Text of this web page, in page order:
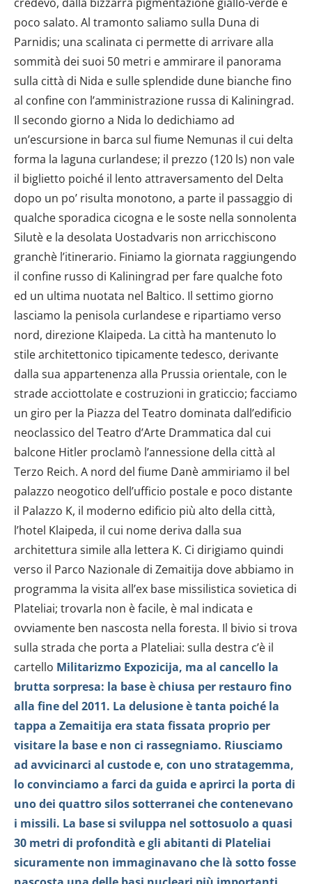
poco salato. Al tramonto saliamo sulla Duna di
Parnidis; una scalinata ci permette di arrivare alla
sommità dei suoi 50 metri e ammirare il panorama
sulla città di Nida e sulle splendide dune bianche fino
al confine con l’amministrazione russa di Kaliningrad.
Il secondo giorno a Nida lo dedichiamo ad
un’escursione in barca sul fiume Nemunas il cui delta
forma la laguna curlandese; il prezzo (120 ls) non vale
il biglietto poiché il lento attraversamento del Delta
dopo un po’ risulta monotono, a parte il passaggio di
qualche sporadica cicogna e le soste nella sonnolenta
Silutè e la desolata Uostadvaris non arricchiscono
granchè l’itinerario. Finiamo la giornata raggiungendo
il confine russo di Kaliningrad per fare qualche foto
ed un ultima nuotata nel Baltico. Il settimo giorno
lasciamo la penisola curlandese e ripartiamo verso
nord, direzione Klaipeda. La città ha mantenuto lo
stile architettonico tipicamente tedesco, derivante
dalla sua appartenenza alla Prussia orientale, con le
strade acciottolate e costruzioni in graticcio; facciamo
un giro per la Piazza del Teatro dominata dall’edificio
neoclassico del Teatro d’Arte Drammatica dal cui
balcone Hitler proclamò l’annessione della città al
Terzo Reich. A nord del fiume Danè ammiriamo il bel
palazzo neogotico dell’ufficio postale e poco distante
il Palazzo K, il moderno edificio più alto della città,
l’hotel Klaipeda, il cui nome deriva dalla sua
architettura simile alla lettera K. Ci dirigiamo quindi
verso il Parco Nazionale di Zemaitija dove abbiamo in
programma la visita all’ex base missilistica sovietica di
Plateliai; trovarla non è facile, è mal indicata e
ovviamente ben nascosta nella foresta. Il bivio si trova
sulla strada che porta a Plateliai: sulla destra c’è il
cartello Militarizmo Expozicija, ma al cancello la
brutta sorpresa: la base è chiusa per restauro fino
alla fine del 2011. La delusione è tanta poiché la
tappa a Zemaitija era stata fissata proprio per
visitare la base e non ci rassegniamo. Riusciamo
ad avvicinarci al custode e, con uno stratagemma,
lo convinciamo a farci da guida e aprirci la porta di
uno dei quattro silos sotterranei che contenevano
i missili. La base si sviluppa nel sottosuolo a quasi
30 metri di profondità e gli abitanti di Plateliai
sicuramente non immaginavano che là sotto fosse